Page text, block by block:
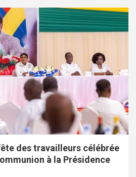
des travailleurs célébrée
à la Présidence